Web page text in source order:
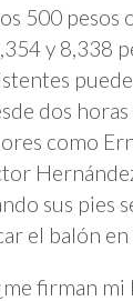
500 pesos
y 8,338
dos
como
sus pies
el balón en
firman mi